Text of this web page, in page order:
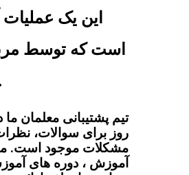
این یک
است که توسط
می
تیم پشتیبانی معلمان
روز برای سوالات،
مشکلات موجود است.
آموزش ، دوره های